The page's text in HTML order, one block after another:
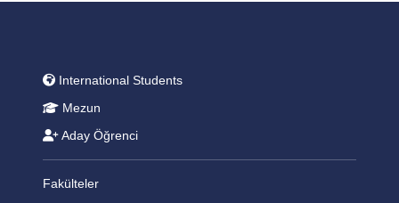
International Students
Mezun
Aday Öğrenci
Fakülteler